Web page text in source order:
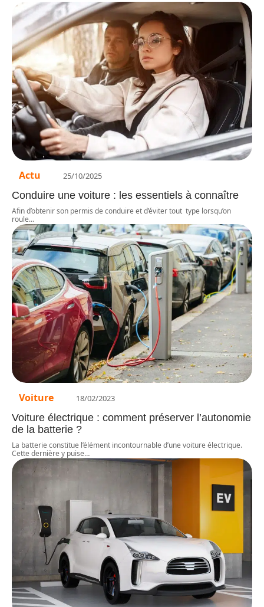
Actu 25/10/2025
Conduire une voiture : les essentiels à connaître
Afin d’obtenir son permis de conduire et d’éviter tout type lorsqu’on
roule…
Voiture 18/02/2023
Voiture électrique : comment préserver l’autonomie
de la batterie ?
La batterie constitue l’élément incontournable d’une voiture électrique.
Cette dernière y puise…